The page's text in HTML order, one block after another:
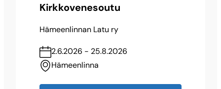
Kirkkovenesoutu
Hämeenlinnan Latu ry
2.6.2026 - 25.8.2026
Hämeenlinna